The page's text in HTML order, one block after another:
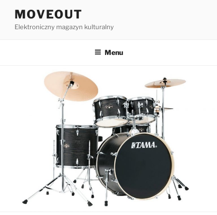
treści
MOVEOUT
Elektroniczny magazyn kulturalny
Menu